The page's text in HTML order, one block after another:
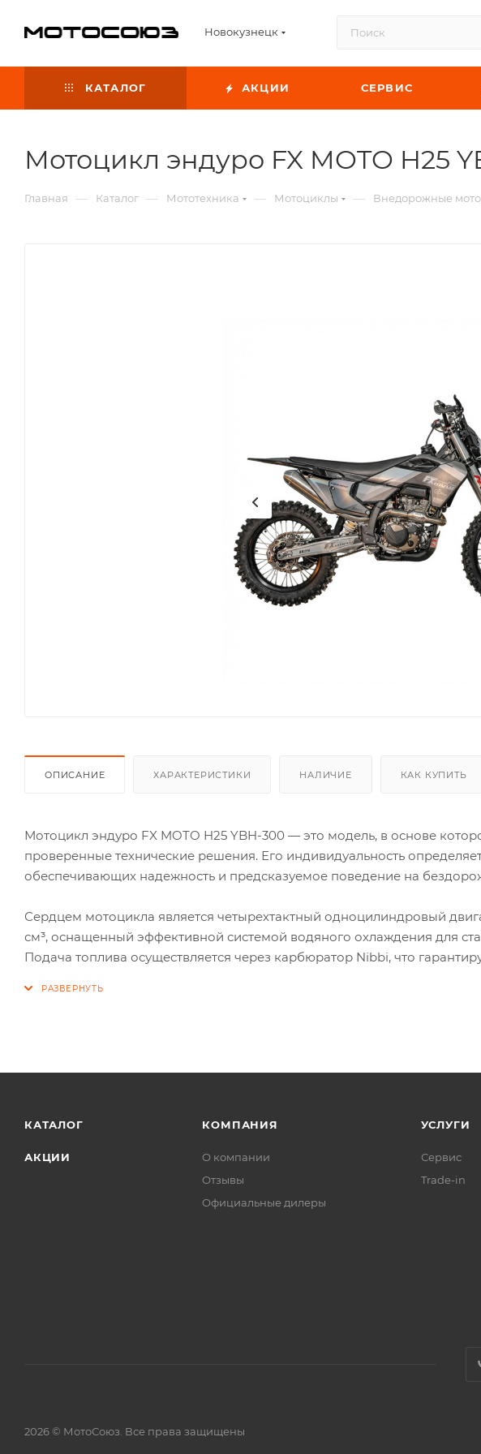
Новокузнецк
КАТАЛОГ АКЦИИ СЕРВИС
Мотоцикл эндуро FX MOTO H25
Главная — Каталог — Мототехника — Мотоциклы — Внедорожные
ОПИСАНИЕ ХАРАКТЕРИСТИКИ НАЛИЧИЕ КАК КУПИТЬ
Мотоцикл эндуро FX MOTO H25 YBH-300 — это модель, в основе
проверенные технические решения. Его индивидуальность
обеспечивающих надежность и предсказуемое поведение на
Сердцем мотоцикла является четырехтактный одноцилиндровый
см³, оснащенный эффективной системой водяного охлаждения для
Подача топлива осуществляется через карбюратор Nibbi, что
КАТАЛОГ
АКЦИИ
КОМПАНИЯ
О компании
Отзывы
Официальные дилеры
УСЛУГИ
Сервис
Trade-in
2026 © МотоСоюз. Все права защищены